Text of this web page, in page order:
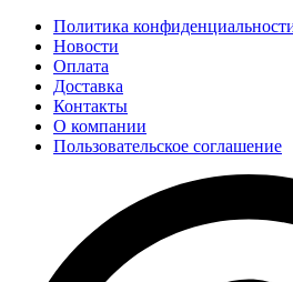
Политика
Новости
Оплата
Доставка
Контакты
О компании
Пользовательское соглашение